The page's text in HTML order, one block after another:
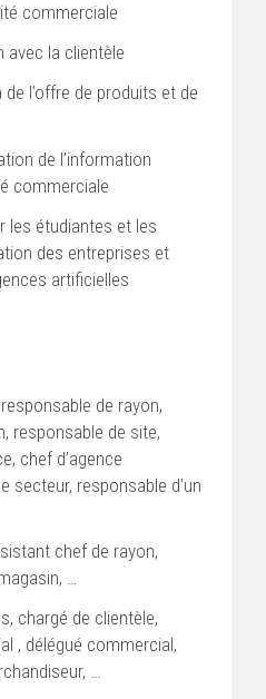
commerciale
avec la clientèle
l’offre de produits et de
de l’information
commerciale
les étudiantes et les
des entreprises et
artificielles
de rayon,
responsable de site,
chef d’agence
secteur, responsable d’un
chef de rayon,
…
chargé de clientèle,
, délégué commercial,
…